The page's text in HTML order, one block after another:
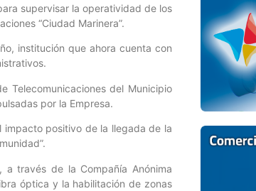
supervisar la operatividad de los
“Ciudad Marinera”.
institución que ahora cuenta con
Telecomunicaciones del Municipio
por la Empresa.
impacto positivo de la llegada de la
a través de la Compañía Anónima
óptica y la habilitación de zonas